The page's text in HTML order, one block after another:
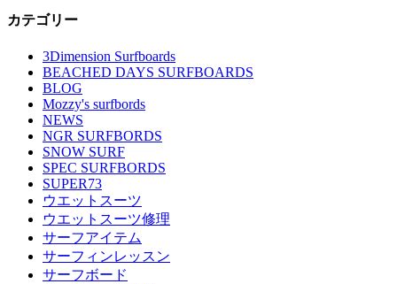
カテゴリー
3Dimension Surfboards
BEACHED DAYS SURFBOARDS
BLOG
Mozzy's surfbords
NEWS
NGR SURFBORDS
SNOW SURF
SPEC SURFBORDS
SUPER73
ウエットスーツ
ウエットスーツ修理
サーフアイテム
サーフィンレッスン
サーフボード